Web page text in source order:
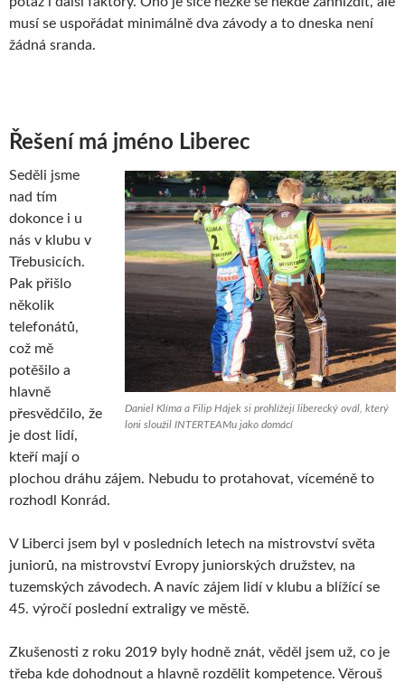
musí se uspořádat minimálně dva závody a to dneska není
žádná sranda.
Řešení má jméno Liberec
Daniel Klíma a Filip Hájek si prohlížejí liberecký ovál, který
loni sloužil INTERTEAMu jako domácí
Seděli jsme
nad tím
dokonce i u
nás v klubu v
Třebusicích.
Pak přišlo
několik
telefonátů,
což mě
potěšilo a
hlavně
přesvědčilo, že
je dost lidí,
kteří mají o
plochou dráhu zájem. Nebudu to protahovat, víceméně to
rozhodl Konrád.
V Liberci jsem byl v posledních letech na mistrovství světa
juniorů, na mistrovství Evropy juniorských družstev, na
tuzemských závodech. A navíc zájem lidí v klubu a blížící se
45. výročí poslední extraligy ve městě.
Zkušenosti z roku 2019 byly hodně znát, věděl jsem už, co je
třeba kde dohodnout a hlavně rozdělit kompetence. Věrouš